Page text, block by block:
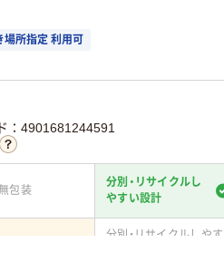
場所指定 利用可
：4901681244591
包装
分別・リサイクルし
やすい設計
分別・リサイクルしやす